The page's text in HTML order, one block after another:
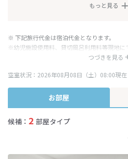
もっと見る
つづきを見る
※ 下記旅行代金は宿泊代金となります。
※幼児施設使用料、貸切風呂利用料等現地に
み表記となりますが、消費税増税に伴い代金
※表示されている旅行代金・プラン内容は一
終確認画面でご確認ください。
空室状況：2026年08月08日（土）08:00現在
お部屋
候補： 2 部屋タイプ